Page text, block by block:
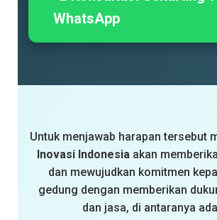
WhatsApp
Untuk menjawab harapan tersebut
Inovasi Indonesia akan
dan mewujudkan komitmen
gedung dengan memberikan
dan jasa, di antaranya